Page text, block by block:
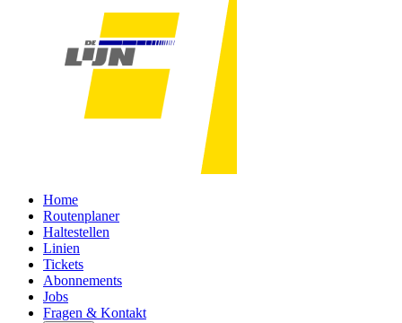
Home
Routenplaner
Haltestellen
Linien
Tickets
Abonnements
Jobs
Fragen & Kontakt